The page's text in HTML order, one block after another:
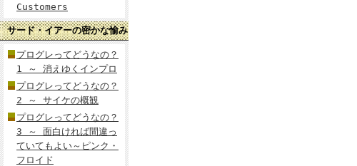
Customers
サード・イアーの密かな愉み
プログレってどうなの？
1 ～ 消えゆくインプロ
プログレってどうなの？
2 ～ サイケの概観
プログレってどうなの？
3 ～ 面白ければ間違っ
ていてもよい～ピンク・
フロイド